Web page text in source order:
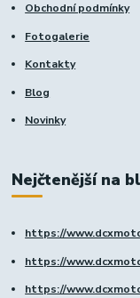
Obchodní podmínky
Fotogalerie
Kontakty
Blog
Novinky
Nejčtenější na
https://
https://
https://